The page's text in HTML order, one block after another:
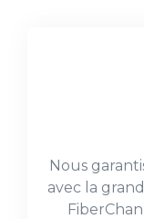
Nous
avec la